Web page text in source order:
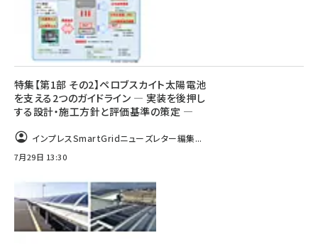
特集【第1部 その2】ペロブスカイト太陽電池
を支える2つのガイドライン ― 実装を後押し
する設計・施工方針と評価基準の策定 ―
インプレスSmartGridニューズレター編集...
7月29日 13:30